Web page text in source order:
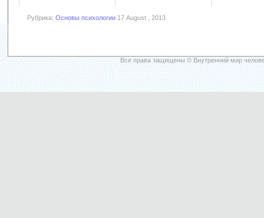
Рубрика: Основы психологии 17 August , 2013
Все права защищены © Внутренний мир